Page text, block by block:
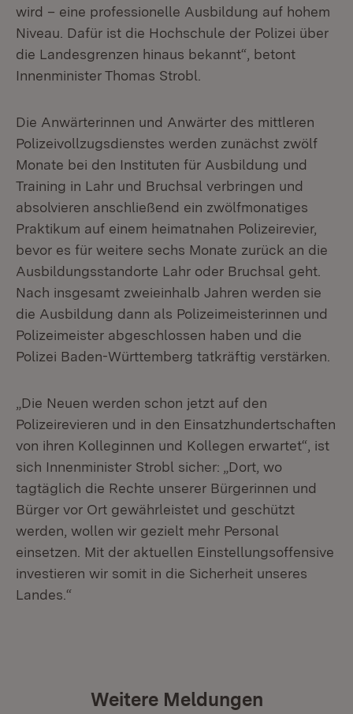
wird – eine professionelle Ausbildung auf hohem
Niveau. Dafür ist die Hochschule der Polizei über
die Landesgrenzen hinaus bekannt“, betont
Innenminister Thomas Strobl.
Die Anwärterinnen und Anwärter des mittleren
Polizeivollzugsdienstes werden zunächst zwölf
Monate bei den Instituten für Ausbildung und
Training in Lahr und Bruchsal verbringen und
absolvieren anschließend ein zwölfmonatiges
Praktikum auf einem heimatnahen Polizeirevier,
bevor es für weitere sechs Monate zurück an die
Ausbildungsstandorte Lahr oder Bruchsal geht.
Nach insgesamt zweieinhalb Jahren werden sie
die Ausbildung dann als Polizeimeisterinnen und
Polizeimeister abgeschlossen haben und die
Polizei Baden-Württemberg tatkräftig verstärken.
„Die Neuen werden schon jetzt auf den
Polizeirevieren und in den Einsatzhundertschaften
von ihren Kolleginnen und Kollegen erwartet“, ist
sich Innenminister Strobl sicher: „Dort, wo
tagtäglich die Rechte unserer Bürgerinnen und
Bürger vor Ort gewährleistet und geschützt
werden, wollen wir gezielt mehr Personal
einsetzen. Mit der aktuellen Einstellungsoffensive
investieren wir somit in die Sicherheit unseres
Landes.“
Weitere Meldungen